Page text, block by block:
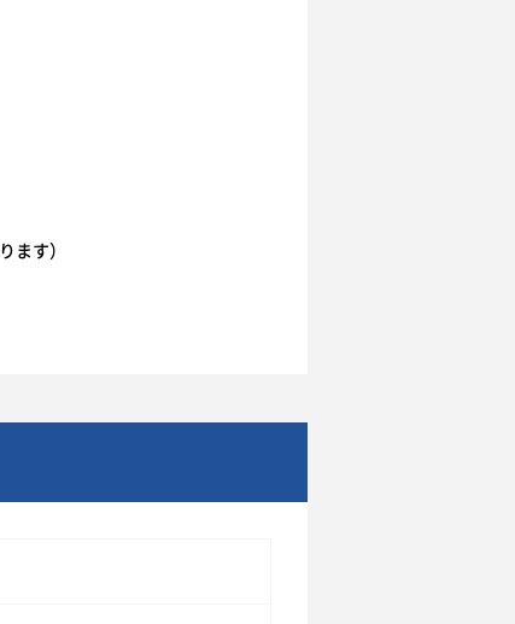
ます）